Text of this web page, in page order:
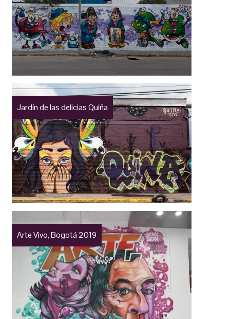
Jardín de las delicias Quiña
Arte Vivo, Bogotá 2019